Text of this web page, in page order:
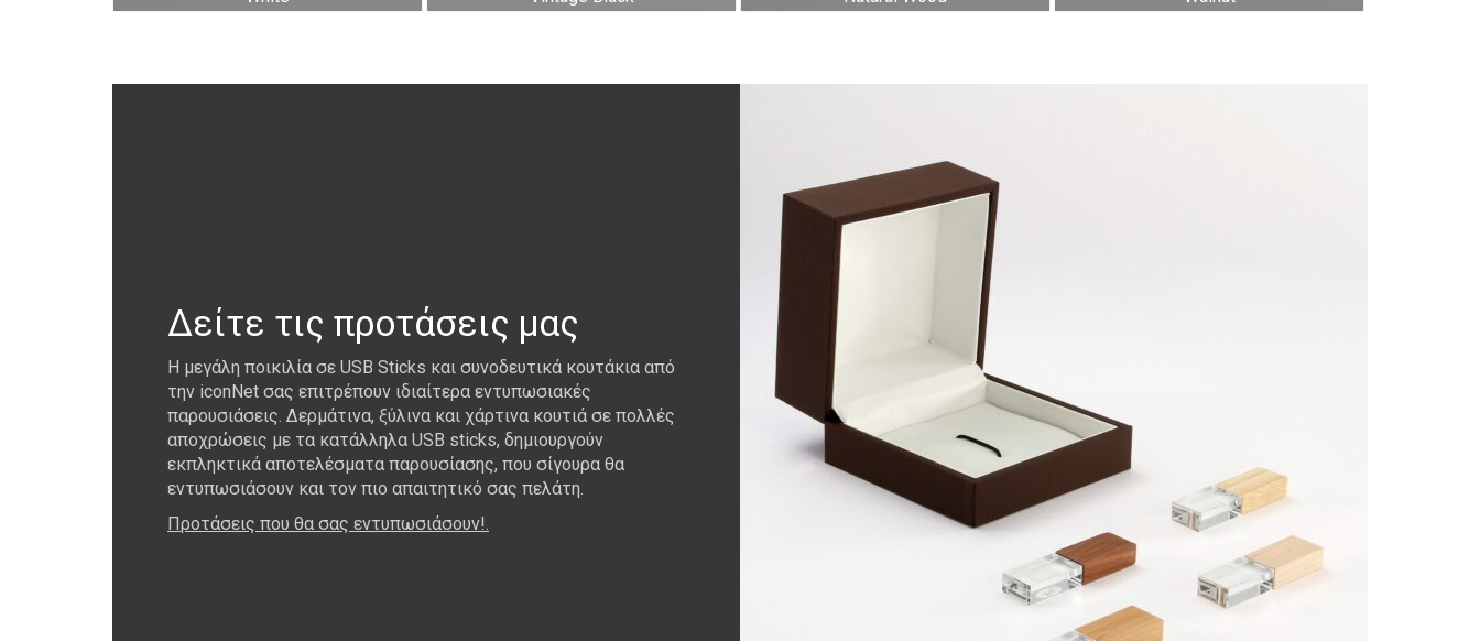
Δείτε τις προτάσεις μας
Η μεγάλη ποικιλία σε USB Sticks και συνοδευτικά κουτάκια από
την iconNet σας επιτρέπουν ιδιαίτερα εντυπωσιακές
παρουσιάσεις. Δερμάτινα, ξύλινα και χάρτινα κουτιά σε πολλές
αποχρώσεις με τα κατάλληλα USB sticks, δημιουργούν
εκπληκτικά αποτελέσματα παρουσίασης, που σίγουρα θα
εντυπωσιάσουν και τον πιο απαιτητικό σας πελάτη.
Προτάσεις που θα σας εντυπωσιάσουν!.